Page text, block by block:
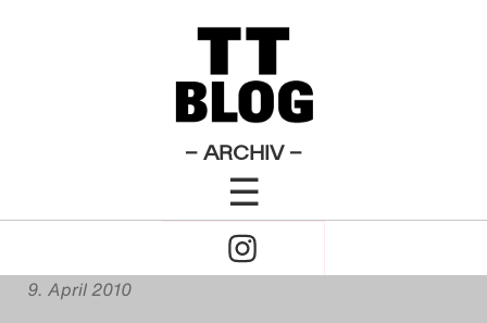
– ARCHIV –
☰
Click
to
2009
Das Theatertreffen-Blog
2010
Das Theatertreffen-Blog
2011
Theatertreffen-Blog 2010
Kulturjournalistisches
Bloggen? Geht das
TT-Blog Redaktion 2010
9. April 2010